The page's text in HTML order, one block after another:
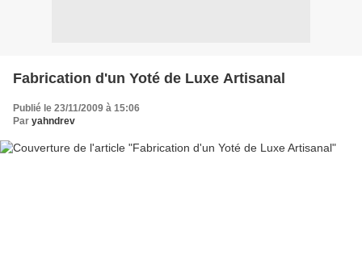
Fabrication d'un Yoté de Luxe Artisanal
Publié le 23/11/2009 à 15:06
Par yahndrev